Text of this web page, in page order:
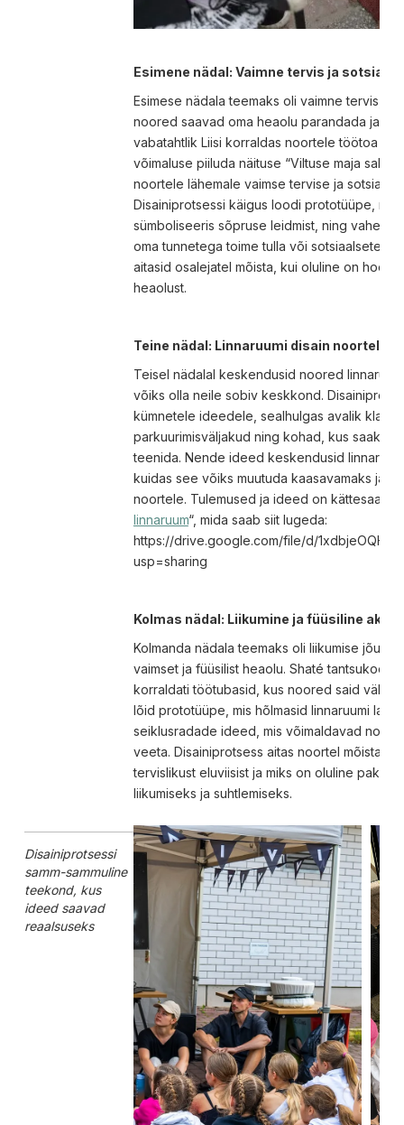
Esimene nädal: Vaimne tervis ja
Esimese nädala teemaks oli vaimne tervis,
noored saavad oma heaolu parandada ja
vabatahtlik Liisi korraldas noortele töötoa
võimaluse piiluda näituse “Viltuse maja
noortele lähemale vaimse tervise ja
Disainiprotsessi käigus loodi prototüüpe,
sümboliseeris sõpruse leidmist, ning
oma tunnetega toime tulla või sotsiaalsetes
aitasid osalejatel mõista, kui oluline on
heaolust.
Teine nädal: Linnaruumi disain noortele
Teisel nädalal keskendusid noored
võiks olla neile sobiv keskkond.
kümnetele ideedele, sealhulgas avalik
parkuurimisväljakud ning kohad, kus saaks
teenida. Nende ideed keskendusid
kuidas see võiks muutuda kaasavamaks ja
noortele. Tulemused ja ideed on
linnaruum“, mida saab siit lugeda:
https://drive.google.com/file/d/
usp=sharing
Kolmas nädal: Liikumine ja füüsiline
Kolmanda nädala teemaks oli liikumise jõud,
vaimset ja füüsilist heaolu. Shaté tantsukooli
korraldati töötubasid, kus noored said
lõid prototüüpe, mis hõlmasid linnaruumi
seiklusradade ideed, mis võimaldavad
veeta. Disainiprotsess aitas noortel mõista,
tervislikust eluviisist ja miks on oluline
liikumiseks ja suhtlemiseks.
Disainiprotsessi
samm-sammuline
teekond, kus
ideed saavad
reaalsuseks